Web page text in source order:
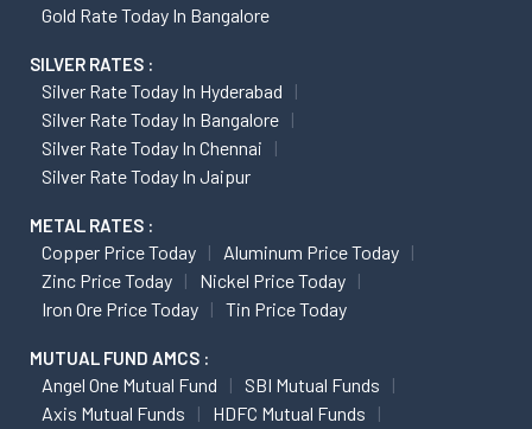
Gold Rate Today In Bangalore
SILVER RATES :
Silver Rate Today In Hyderabad
Silver Rate Today In Bangalore
Silver Rate Today In Chennai
Silver Rate Today In Jaipur
METAL RATES :
Copper Price Today
Aluminum Price Today
Zinc Price Today
Nickel Price Today
Iron Ore Price Today
Tin Price Today
MUTUAL FUND AMCS :
Angel One Mutual Fund
SBI Mutual Funds
Axis Mutual Funds
HDFC Mutual Funds